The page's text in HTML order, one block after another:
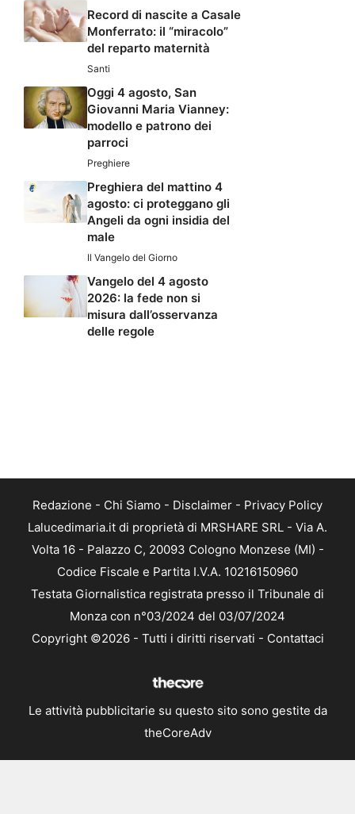
Record di nascite a Casale
Monferrato: il “miracolo”
del reparto maternità
Santi
Oggi 4 agosto, San
Giovanni Maria Vianney:
modello e patrono dei
parroci
Preghiere
Preghiera del mattino 4
agosto: ci proteggano gli
Angeli da ogni insidia del
male
Il Vangelo del Giorno
Vangelo del 4 agosto
2026: la fede non si
misura dall’osservanza
delle regole
Redazione - Chi Siamo - Disclaimer - Privacy Policy
Lalucedimaria.it di proprietà di MRSHARE SRL - Via A.
Volta 16 - Palazzo C, 20093 Cologno Monzese (MI) -
Codice Fiscale e Partita I.V.A. 10216150960
Testata Giornalistica registrata presso il Tribunale di
Monza con n°03/2024 del 03/07/2024
Copyright ©2026 - Tutti i diritti riservati - Contattaci
Le attività pubblicitarie su questo sito sono gestite da
theCoreAdv